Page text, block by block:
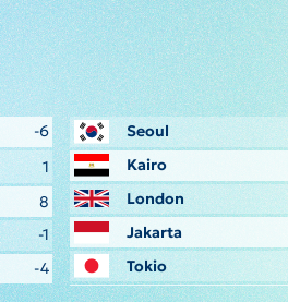
-6
1
8
-1
-4
Seoul
Kairo
London
Jakarta
Tokio